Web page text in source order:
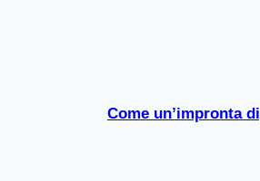
Come un’impronta